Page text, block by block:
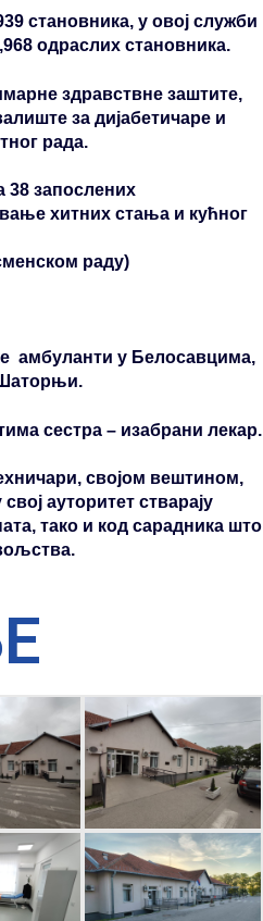
становника, у овој служби
одраслих становника.
здравствне заштите,
за дијабетичаре и
рада.
38 запослених
хитних стања и кућног
раду)
амбуланти у Белосавцима,
сестра – изабрани лекар.
својом вештином,
ауторитет стварају
тако и код сарадника што